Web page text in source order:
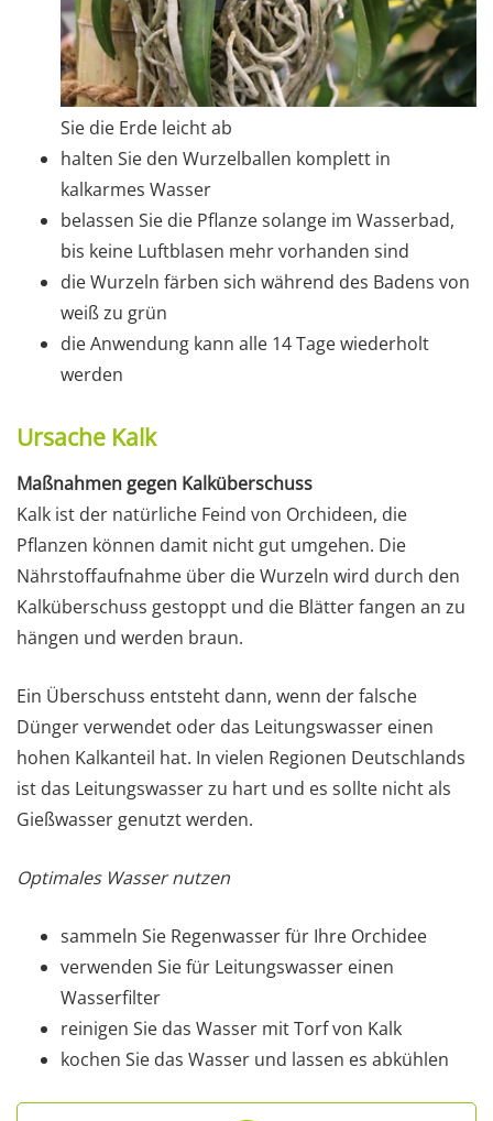
Sie die Erde leicht ab
halten Sie den Wurzelballen komplett in
kalkarmes Wasser
belassen Sie die Pflanze solange im Wasserbad,
bis keine Luftblasen mehr vorhanden sind
die Wurzeln färben sich während des Badens von
weiß zu grün
die Anwendung kann alle 14 Tage wiederholt
werden
Ursache Kalk
Maßnahmen gegen Kalküberschuss
Kalk ist der natürliche Feind von Orchideen, die
Pflanzen können damit nicht gut umgehen. Die
Nährstoffaufnahme über die Wurzeln wird durch den
Kalküberschuss gestoppt und die Blätter fangen an zu
hängen und werden braun.
Ein Überschuss entsteht dann, wenn der falsche
Dünger verwendet oder das Leitungswasser einen
hohen Kalkanteil hat. In vielen Regionen Deutschlands
ist das Leitungswasser zu hart und es sollte nicht als
Gießwasser genutzt werden.
Optimales Wasser nutzen
sammeln Sie Regenwasser für Ihre Orchidee
verwenden Sie für Leitungswasser einen
Wasserfilter
reinigen Sie das Wasser mit Torf von Kalk
kochen Sie das Wasser und lassen es abkühlen